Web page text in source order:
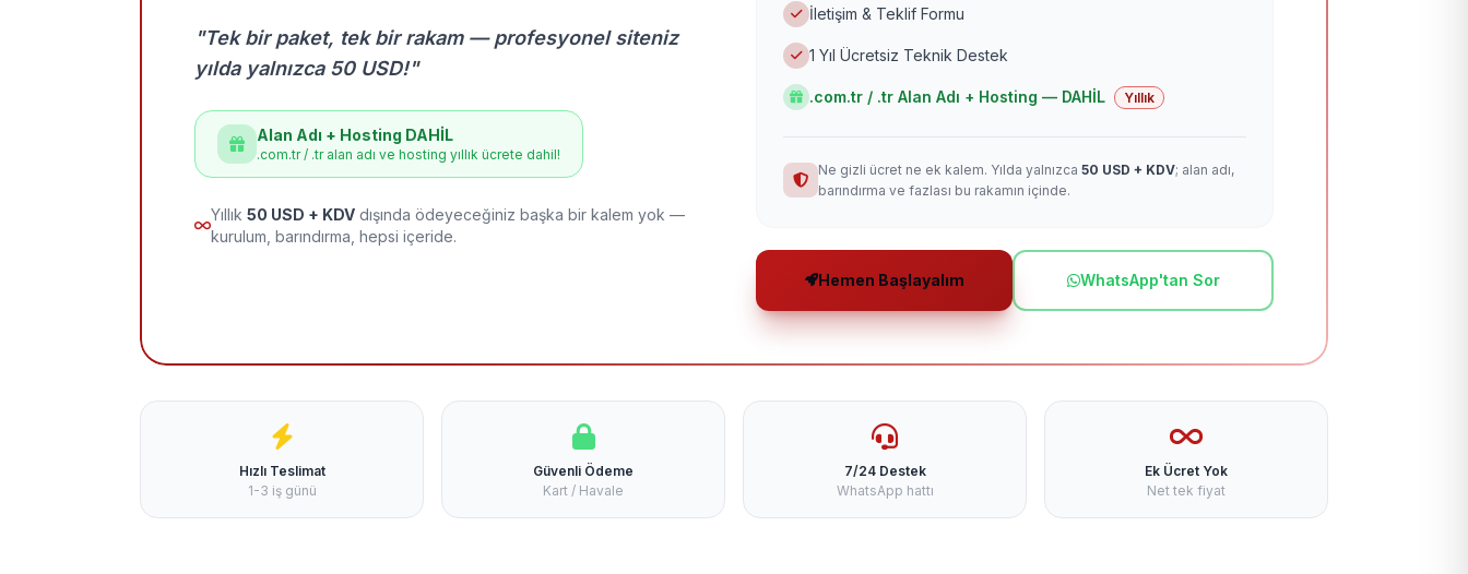
"Tek bir paket, tek bir rakam — profesyonel siteniz
yılda yalnızca 50 USD!"
Alan Adı + Hosting DAHİL
.com.tr / .tr alan adı ve hosting yıllık ücrete dahil!
Yıllık 50 USD + KDV dışında ödeyeceğiniz başka bir kalem yok —
kurulum, barındırma, hepsi içeride.
İletişim & Teklif Formu
1 Yıl Ücretsiz Teknik Destek
.com.tr / .tr Alan Adı + Hosting — DAHİL Yıllık
Ne gizli ücret ne ek kalem. Yılda yalnızca 50 USD + KDV; alan adı,
barındırma ve fazlası bu rakamın içinde.
Hemen Başlayalım WhatsApp'tan Sor
Hızlı Teslimat
1-3 iş günü
Güvenli Ödeme
Kart / Havale
7/24 Destek
WhatsApp hattı
Ek Ücret Yok
Net tek fiyat